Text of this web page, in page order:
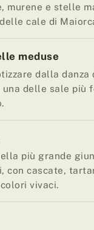
murene e stelle
cale di
meduse
dalla danza
delle sale più
più grande
con cascate,
vivaci.